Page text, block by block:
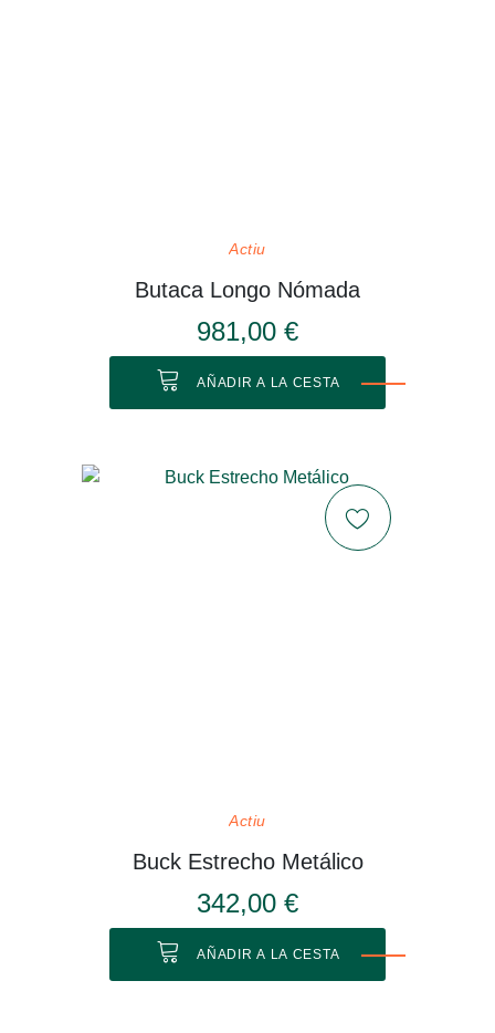
Actiu
Butaca Longo Nómada
981,00 €
AÑADIR A LA CESTA
Actiu
Buck Estrecho Metálico
342,00 €
AÑADIR A LA CESTA